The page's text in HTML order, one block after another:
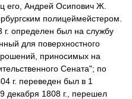
его, Андрей Осипович Ж.
полицеймейстером.
определен был на службу
для поверхностного
приносимых на
Сената"; по
г. переведен был в 1
декабря 1808 г., перешел